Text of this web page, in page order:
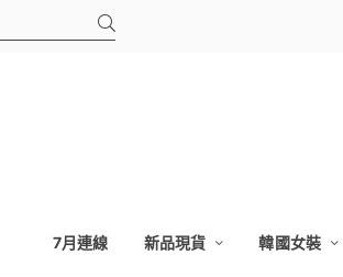
7月連線 新品現貨 韓國女裝